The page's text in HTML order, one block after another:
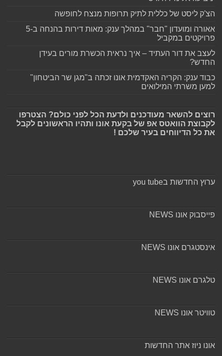
הצ'ק ליסט של כללית לתיק תרופות מנצח לחופשה
אאורה ומועדון "חבר" במהלך ענק: מאות דירות בהנחה ב-5
פרויקטים במקביל
לעצב את דור העתיד – איך נראית הכשרת מורים בעידן
החדש?
כבוד ענק: הקריה האקדמית אונו זכתה ב"מגן שר הביטחון"
למען משרתי המילואים
רוצים להשאר מעודכנים ולדעת הכל לפני כולם? הצטרפו
לקבוצת הוואטס אפ של בקעת אונו ותהיו הראשונים לקבל
את כל הדיווחים בעיר שלכם !
ערוץ החדשות בyou tube
פייסבוק אונו NEWS
אינסטגרם אונו NEWS
טלגרם אונו NEWS
טוויטר אונו NEWS
אונו ניוז אתר החדשות